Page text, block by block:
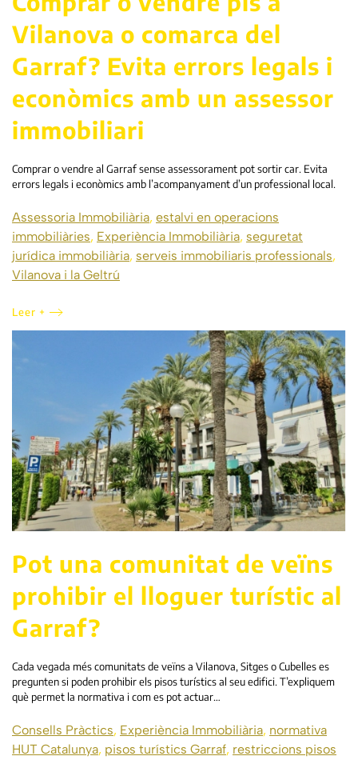
Vilanova o comarca del
Garraf? Evita errors legals i
econòmics amb un assessor
immobiliari
Comprar o vendre al Garraf sense assessorament pot sortir car. Evita
errors legals i econòmics amb l’acompanyament d’un professional local.
Assessoria Immobiliària, estalvi en operacions
immobiliàries, Experiència Immobiliària, seguretat
jurídica immobiliària, serveis immobiliaris professionals,
Vilanova i la Geltrú
Leer +
Pot una comunitat de veïns
prohibir el lloguer turístic al
Garraf?
Cada vegada més comunitats de veïns a Vilanova, Sitges o Cubelles es
pregunten si poden prohibir els pisos turístics al seu edifici. T’expliquem
què permet la normativa i com es pot actuar…
Consells Pràctics, Experiència Immobiliària, normativa
HUT Catalunya, pisos turístics Garraf, restriccions pisos